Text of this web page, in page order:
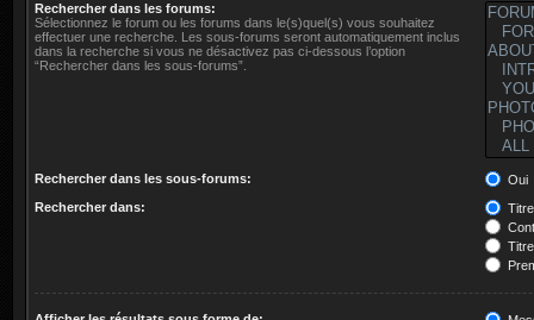
Rechercher dans les forums:
Sélectionnez le forum ou les forums dans le(s)quel(s) vous souhaitez
effectuer une recherche. Les sous-forums seront automatiquement inclus
dans la recherche si vous ne désactivez pas ci-dessous l’option
“Rechercher dans les sous-forums”.
Rechercher dans les sous-forums:
Oui
Rechercher dans: